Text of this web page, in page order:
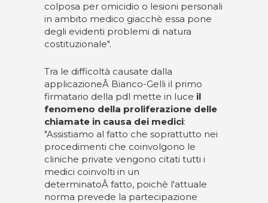
colposa per omicidio o lesioni personali
in ambito medico giacchè essa pone
degli evidenti problemi di natura
costituzionale".
Tra le difficoltà causate dalla
applicazioneÂ Bianco-Gelli il primo
firmatario della pdl mette in luce il
fenomeno della proliferazione delle
chiamate in causa dei medici:
"Assistiamo al fatto che soprattutto nei
procedimenti che coinvolgono le
cliniche private vengono citati tutti i
medici coinvolti in un
determinatoÂ fatto, poichè l'attuale
norma prevede la partecipazione